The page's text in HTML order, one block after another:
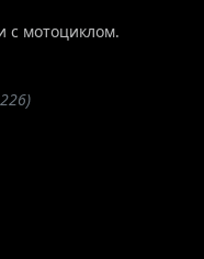
с мотоциклом.